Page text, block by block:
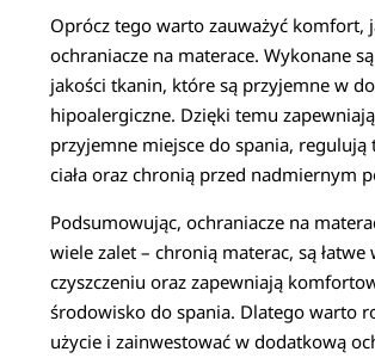
Oprócz tego warto zauważyć komfort,
ochraniacze na materace. Wykonane
jakości tkanin, które są przyjemne w
hipoalergiczne. Dzięki temu
przyjemne miejsce do spania, regulują
ciała oraz chronią przed nadmiernym
Podsumowując, ochraniacze na
wiele zalet – chronią materac, są łatwe
czyszczeniu oraz zapewniają
środowisko do spania. Dlatego warto
użycie i zainwestować w dodatkową